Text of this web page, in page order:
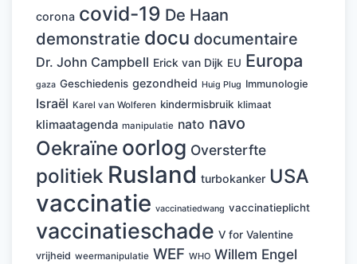
corona covid-19 De Haan
demonstratie docu documentaire
Dr. John Campbell Erick van Dijk EU Europa
gaza Geschiedenis gezondheid Huig Plug Immunologie
Israël Karel van Wolferen kindermisbruik klimaat
klimaatagenda manipulatie nato navo
Oekraïne oorlog Oversterfte
politiek Rusland turbokanker USA
vaccinatie vaccinatiedwang vaccinatieplicht
vaccinatieschade V for Valentine
vrijheid weermanipulatie WEF WHO Willem Engel